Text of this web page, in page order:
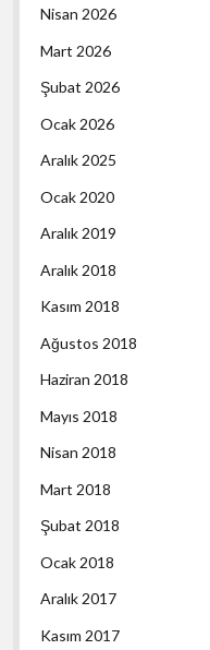
Nisan 2026
Mart 2026
Şubat 2026
Ocak 2026
Aralık 2025
Ocak 2020
Aralık 2019
Aralık 2018
Kasım 2018
Ağustos 2018
Haziran 2018
Mayıs 2018
Nisan 2018
Mart 2018
Şubat 2018
Ocak 2018
Aralık 2017
Kasım 2017